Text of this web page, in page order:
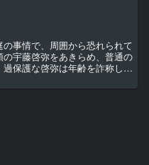
事情で、周囲から恐れられて
宇藤啓弥をあきらめ、普通の
保護な啓弥は年齢を詐称しと